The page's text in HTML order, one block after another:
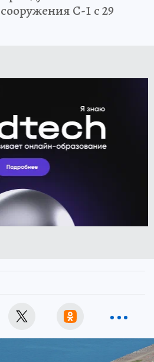
С-1 с 29